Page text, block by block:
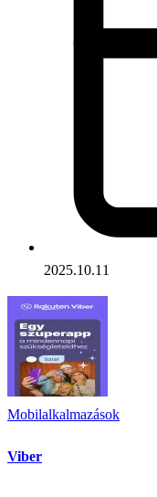
2025.10.11
Mobilalkalmazások
Viber